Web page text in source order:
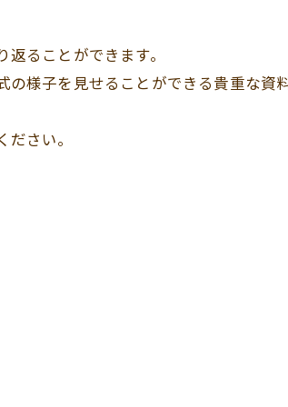
ることができます。
様子を見せることができる貴重な資
さい。